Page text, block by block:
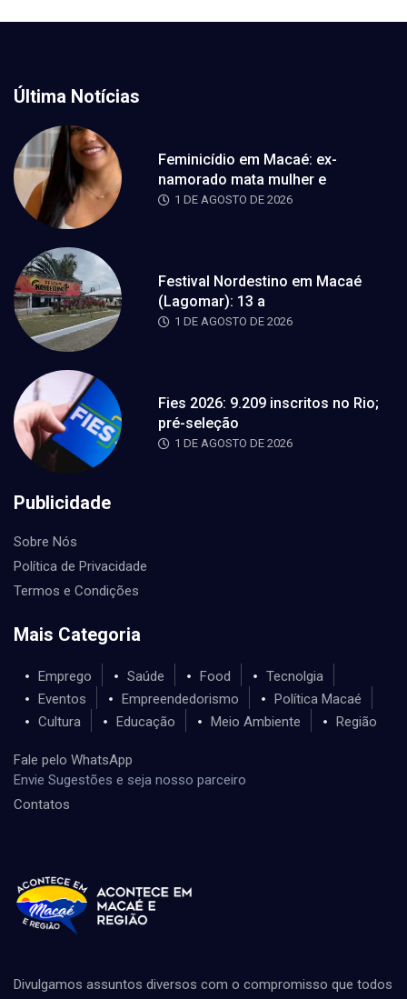
Última Notícias
Feminicídio em Macaé: ex-
namorado mata mulher e
1 DE AGOSTO DE 2026
Festival Nordestino em Macaé
(Lagomar): 13 a
1 DE AGOSTO DE 2026
Fies 2026: 9.209 inscritos no Rio;
pré-seleção
1 DE AGOSTO DE 2026
Publicidade
Sobre Nós
Política de Privacidade
Termos e Condições
Mais Categoria
Emprego Saúde Food
Tecnolgia
Eventos
Empreendedorismo
Política Macaé
Cultura
Educação Meio Ambiente Região
Fale pelo WhatsApp
Envie Sugestões e seja nosso parceiro
Contatos
Divulgamos assuntos diversos com o compromisso que todos